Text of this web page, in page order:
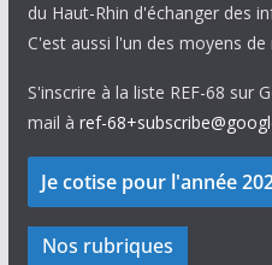
du Haut-Rhin d'échanger des
C'est aussi l'un des moyens
S'inscrire à la liste REF-68 sur
mail à ref-
Nos rubriques